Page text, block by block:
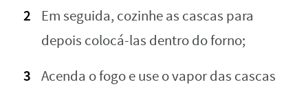
Em seguida, cozinhe as cascas para
depois colocá-las dentro do forno;
Acenda o fogo e use o vapor das cascas